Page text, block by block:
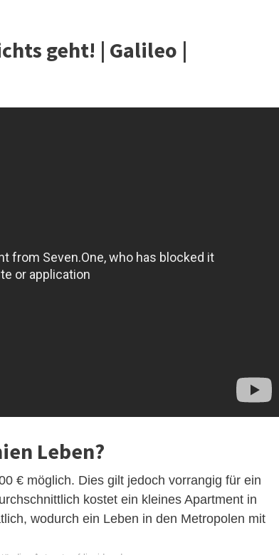
geht! | Galileo |
Leben?
€ möglich. Dies gilt jedoch vorrangig für ein
kostet ein kleines Apartment in
wodurch ein Leben in den Metropolen mit